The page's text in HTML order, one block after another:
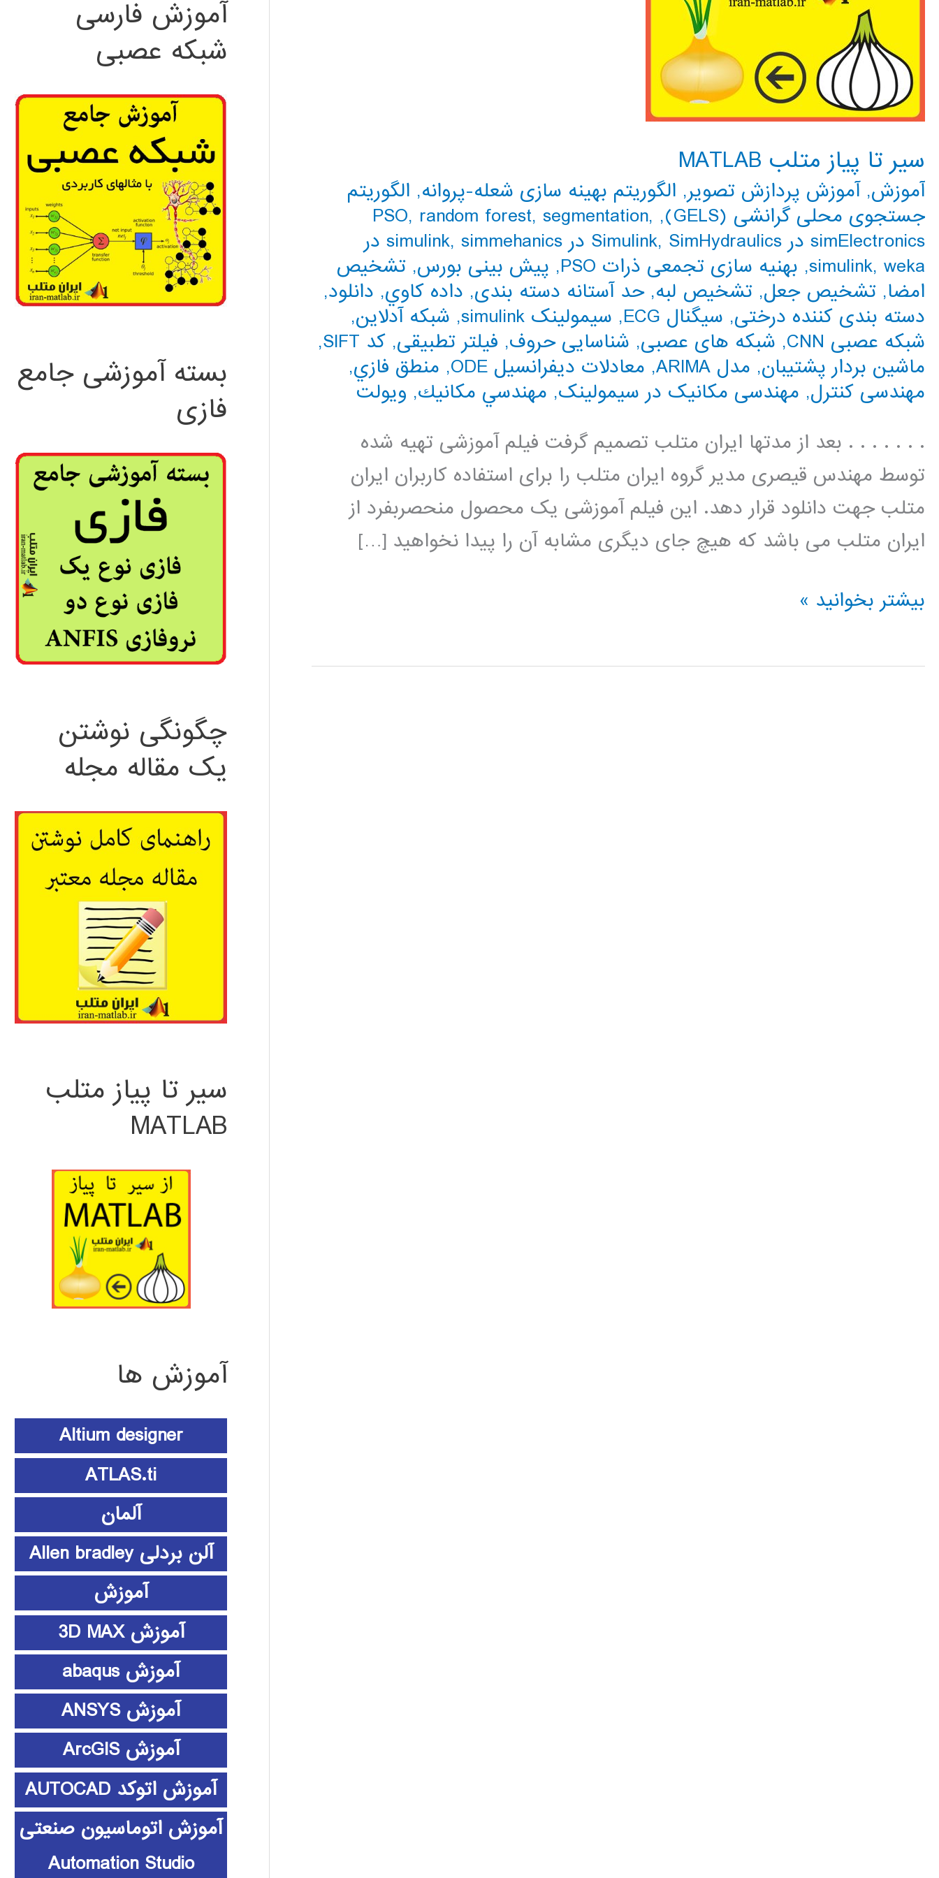
سیر تا پیاز متلب MATLAB
آموزش,آموزش پردازش تصویر, الگوریتم بهینه سازی شعله-پروانه, الگوریتم
جستجوی محلی گرانشی (GELS)
,
PSO, random forest, segmentation,
simElectronics در Simulink
, SimHydraulics در simulink ,
simmehanics در
simulink, weka
, بهنیه سازی تجمعی ذرات PSO , پیش بینی بورس, تشخیص
امضا, تشخیص جعل, تشخیص لبه,حد آستانه دسته بندی, داده كاوي, دانلود,
دسته بندی کننده درختی, سیگنال ECG , سیمولینک simulink , شبکه آدلاین,
شبکه عصبی CNN
, شبکه های عصبی, شناسایی حروف, فیلتر تطبیقی, کد SIFT
,
ماشین بردار پشتیبان, مدل ARIMA , معادلات دیفرانسیل ODE , منطق فازي,
مهندسی کنترل, مهندسی مکانیک در سیمولینک, مهندسي مكانيك, ویولت
. . . . . . . بعد از مدتها ایران متلب تصمیم گرفت فیلم آموزشی تهیه شده
توسط مهندس قیصری مدیر گروه ایران متلب را برای استفاده کاربران ایران
متلب جهت دانلود قرار دهد. این فیلم آموزشی یک محصول منحصربفرد از
ایران متلب می باشد که هیچ جای دیگری مشابه آن را پیدا نخواهید […]
سیر
پیاز
بیشتر بخوانید »
آموزش فارسی
شبکه عصبی
بسته آموزشی جامع
فازی
چگونگی نوشتن
یک مقاله مجله
سیر تا پیاز متلب
MATLAB
آموزش ها
Altium designer
ATLAS.ti
آلمان
آلن بردلی Allen bradley
آموزش
آموزش 3D MAX
آموزش abaqus
آموزش ANSYS
آموزش ArcGIS
آموزش اتوکد AUTOCAD
آموزش اتوماسیون صنعتی
Automation Studio